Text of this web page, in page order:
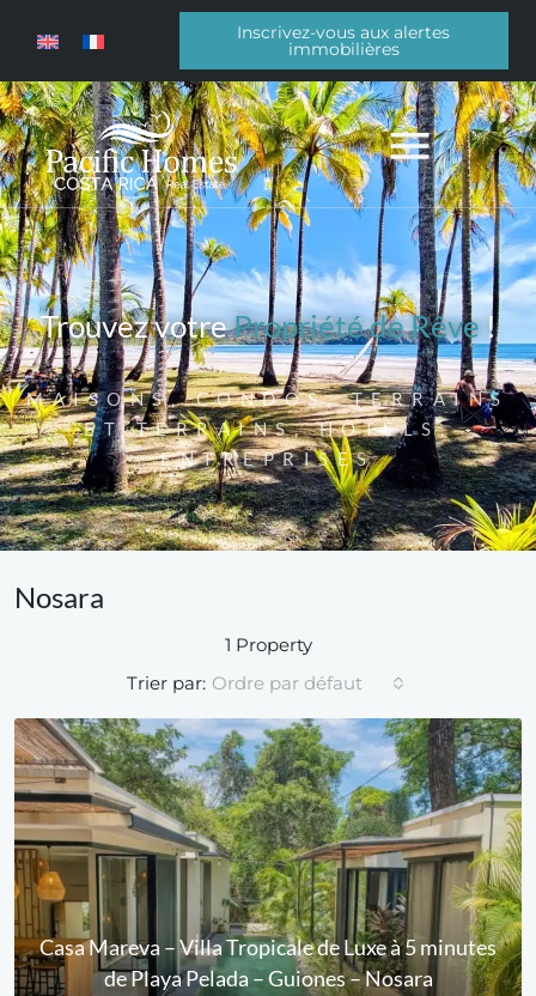
Inscrivez-vous aux alertes
immobilières
Trouvez votrePropriété de Rêve!
MAISONS, CONDOS, TERRAINS
ET TERRAINS, HÔTELS,
ENTREPRISES
Nosara
1 Property
Trier par: Ordre par défaut
Casa Mareva – Villa Tropicale de Luxe à 5 minutes
de Playa Pelada – Guiones – Nosara